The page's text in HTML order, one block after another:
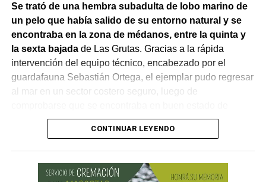
Unidad Provincial de Coordinación y Ejecución del
Financiamiento Externo (UPCEFE), Martín Camiña.
Se trató de una hembra subadulta de lobo marino de
un pelo que había salido de su entorno natural y se
encontraba en la zona de médanos, entre la quinta y
la sexta bajadade Las Grutas. Gracias a la rápida
intervención del equipo técnico, encabezado por el
guardafauna Sebastián Ortega, el ejemplar pudo regresar
mascotas que circulaban por el lugar. Tras una
CONTINUAR LEYENDO